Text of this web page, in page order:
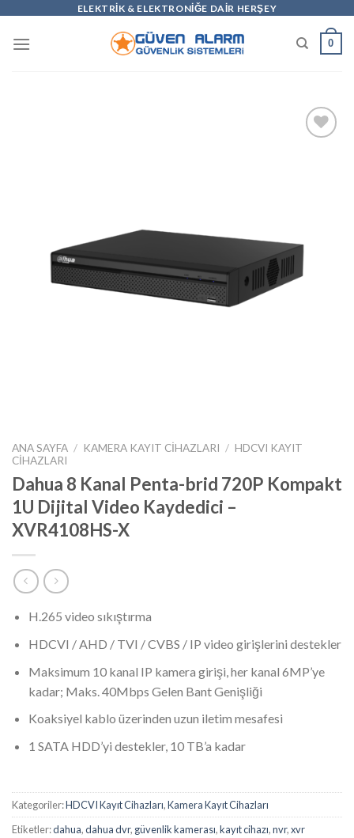
content
ELEKTRİK & ELEKTRONİĞE DAİR HERŞEY
0
ANA SAYFA / KAMERA KAYIT CIHAZLARI / HDCVI KAYIT
CIHAZLARI
Dahua 8 Kanal Penta-brid 720P Kompakt
1U Dijital Video Kaydedici –
XVR4108HS-X
H.265 video sıkıştırma
HDCVI / AHD / TVI / CVBS / IP video girişlerini destekler
Maksimum 10 kanal IP kamera girişi, her kanal 6MP’ye
kadar; Maks. 40Mbps Gelen Bant Genişliği
Koaksiyel kablo üzerinden uzun iletim mesafesi
1 SATA HDD’yi destekler, 10 TB’a kadar
Kategoriler:HDCVI Kayıt Cihazları,Kamera Kayıt Cihazları
Etiketler:dahua,dahua dvr, güvenlik kamerası,kayıt cihazı,nvr,xvr